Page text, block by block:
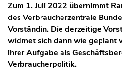
Zum 1. Juli 2022 übernimmt
des Verbraucherzentrale
Vorständin. Die derzeitige
widmet sich dann wie geplant
ihrer Aufgabe als
Verbraucherpolitik.